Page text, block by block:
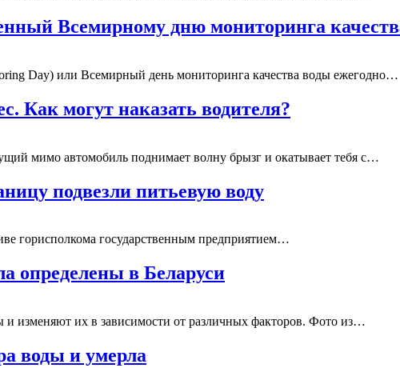
Всемирному дню мониторинга
Day) или Всемирный день мониторинга качества воды ежегодно…
Как могут наказать водителя?
мимо автомобиль поднимает волну брызг и окатывает тебя с…
подвезли питьевую воду
горисполкома государственным предприятием…
определены в Беларуси
изменяют их в зависимости от различных факторов. Фото из…
воды и умерла